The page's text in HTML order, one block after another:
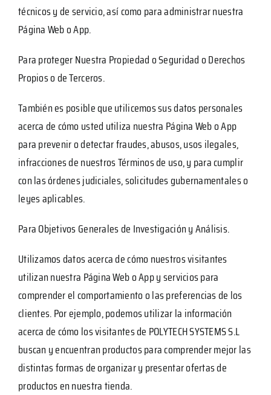
técnicos y de servicio, así como para administrar nuestra
Página Web o App.
Para proteger Nuestra Propiedad o Seguridad o Derechos
Propios o de Terceros.
También es posible que utilicemos sus datos personales
acerca de cómo usted utiliza nuestra Página Web o App
para prevenir o detectar fraudes, abusos, usos ilegales,
infracciones de nuestros Términos de uso, y para cumplir
con las órdenes judiciales, solicitudes gubernamentales o
leyes aplicables.
Para Objetivos Generales de Investigación y Análisis.
Utilizamos datos acerca de cómo nuestros visitantes
utilizan nuestra Página Web o App y servicios para
comprender el comportamiento o las preferencias de los
clientes. Por ejemplo, podemos utilizar la información
acerca de cómo los visitantes de POLYTECH SYSTEMS S.L
buscan y encuentran productos para comprender mejor las
distintas formas de organizar y presentar ofertas de
productos en nuestra tienda.